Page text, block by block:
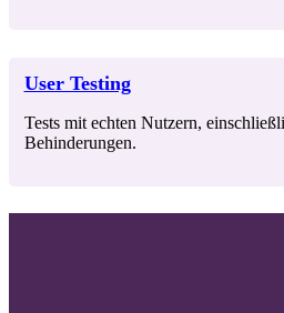
User Testing
Tests mit echten Nutzern,
Behinderungen.